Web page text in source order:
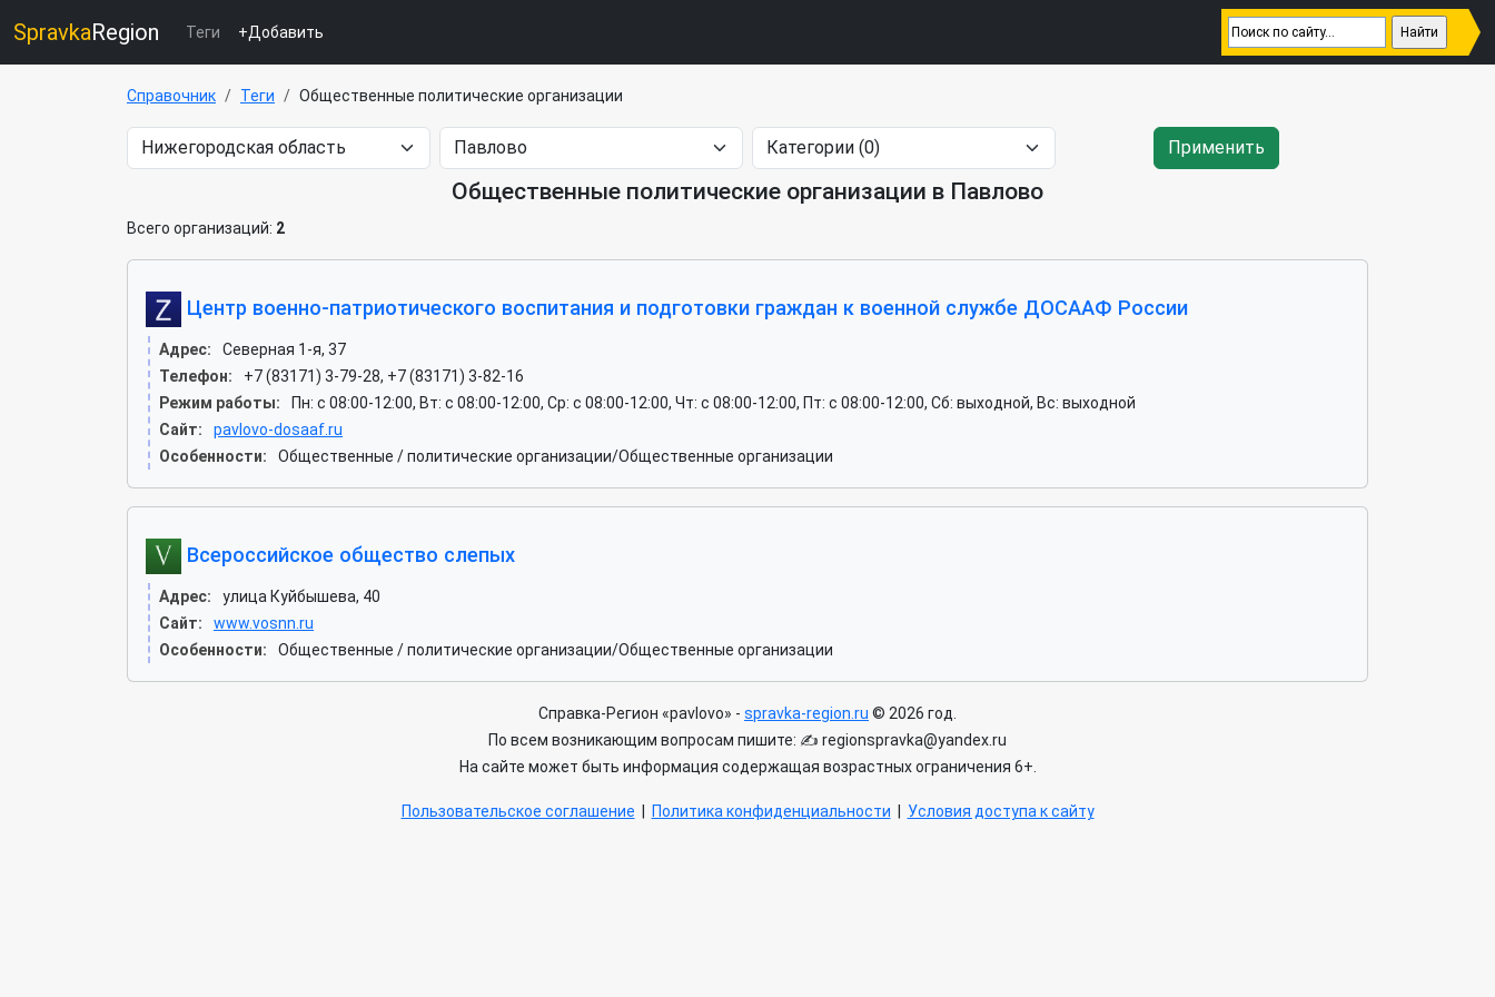
SpravkaRegion Теги +Добавить
Справочник Теги Общественные политические организации
Применить
Общественные политические организации в Павлово
Всего организаций: 2
Центр военно-патриотического воспитания и подготовки граждан к военной службе ДОСААФ России
Адрес:
Северная 1-я, 37
Телефон:
+7 (83171) 3-79-28, +7 (83171) 3-82-16
Режим работы:
Пн: c 08:00-12:00, Вт: c 08:00-12:00, Ср: c 08:00-12:00, Чт: c 08:00-12:00, Пт: c 08:00-12:00, Сб: выходной, Вс: выходной
Сайт:
pavlovo-dosaaf.ru
Особенности:
Общественные / политические организации/Общественные организации
Всероссийское общество слепых
Адрес:
улица Куйбышева, 40
Сайт:
www.vosnn.ru
Особенности:
Общественные / политические организации/Общественные организации
Справка-Регион «pavlovo» - spravka-region.ru © 2026 год.
По всем возникающим вопросам пишите: ✍ regionspravka@yandex.ru
На сайте может быть информация содержащая возрастных ограничения 6+.
Пользовательское соглашение Политика конфиденциальности Условия доступа к сайту